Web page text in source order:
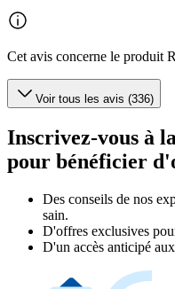
Cet avis concerne le produit
Voir tous les avis (336)
Inscrivez-vous à
pour bénéficier
Des conseils de nos
sain.
D'offres exclusives
D'un accès anticipé